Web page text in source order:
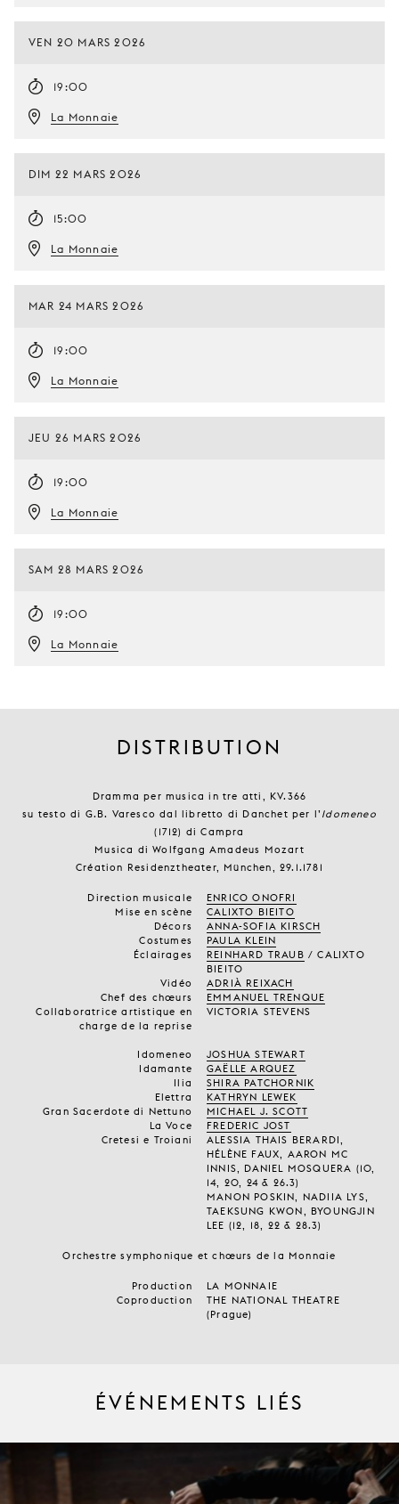
VEN 20 MARS 2026
19:00
La Monnaie
DIM 22 MARS 2026
15:00
La Monnaie
MAR 24 MARS 2026
19:00
La Monnaie
JEU 26 MARS 2026
19:00
La Monnaie
SAM 28 MARS 2026
19:00
La Monnaie
DISTRIBUTION
Dramma per musica in tre atti, KV.366
su testo di G.B. Varesco dal libretto di Danchet per l’ Idomeneo
(1712) di Campra
Musica di Wolfgang Amadeus Mozart
Création Residenztheater, München, 29.1.1781
Direction musicale
ENRICO ONOFRI
Mise en scène
CALIXTO BIEITO
Décors
ANNA-SOFIA KIRSCH
Costumes
PAULA KLEIN
Éclairages
REINHARD TRAUB / CALIXTO
BIEITO
Vidéo
ADRIÀ REIXACH
Chef des chœurs
Collaboratrice artistique en
charge de la reprise
EMMANUEL TRENQUE
VICTORIA STEVENS
Idomeneo
JOSHUA STEWART
Idamante
GAËLLE ARQUEZ
Ilia
SHIRA PATCHORNIK
Elettra
KATHRYN LEWEK
Gran Sacerdote di Nettuno
MICHAEL J. SCOTT
La Voce
FREDERIC JOST
Cretesi e Troiani
ALESSIA THAIS BERARDI,
HÉLÈNE FAUX, AARON MC
INNIS, DANIEL MOSQUERA (10,
14, 20, 24 & 26.3)
MANON POSKIN, NADIIA LYS,
TAEKSUNG KWON, BYOUNGJIN
LEE (12, 18, 22 & 28.3)
Orchestre symphonique et chœurs de la Monnaie
Production
LA MONNAIE
Coproduction
THE NATIONAL THEATRE
(Prague)
ÉVÉNEMENTS LIÉS